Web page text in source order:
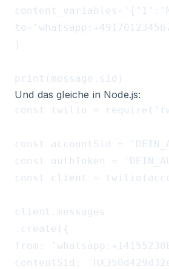
)
Und das gleiche in Node.js:
const twilio =
const accountSid =
const authToken =
const client =
client.messages
.create({
from:
contentSid: